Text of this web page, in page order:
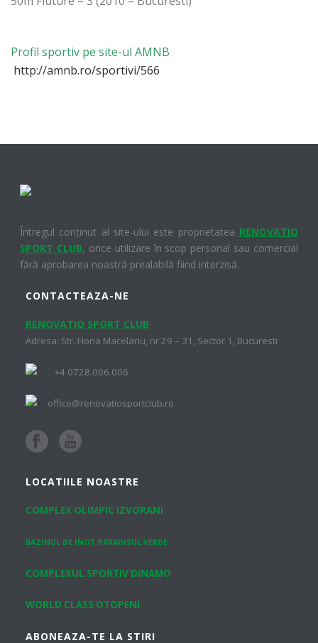
Profil sportiv pe site-ul AMNB
http://amnb.ro/sportivi/566
Întregul conținut al site-ului este proprietatea RENOVATIO
SPORT CLUB, orice utilizare în scop personal sau comercial
fără aprobarea noastră prealabilă fiind interzisă.
CONTACTEAZA-NE
RENOVATIO SPORT CLUB
Adresa: Str. Horia Macelariu, nr 29 – 31, Sector 1, Bucuresti
+4 0728.006.006
office@renovatiosportclub.ro
LOCATIILE NOASTRE
COMPLEX OLIMPIC IZVORANI
BAZINUL DE INOT PARADISUL VERDE
COMPLEXUL SPORTIV DINAMO
WORLD CLASS OTOPENI
ABONEAZA-TE LA STIRI